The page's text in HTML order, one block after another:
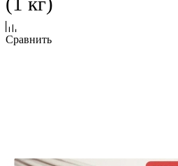
Сравнить